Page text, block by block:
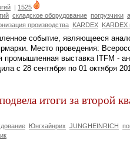
| 1525
складское оборудование погрузчики
производства KARDEX KARDEX
событие, являющееся
Место проведения:
выставка ITFM -
с 28 сентября по 01 октября
итоги за второй
Юнгхайнрих JUNGHEINRICH